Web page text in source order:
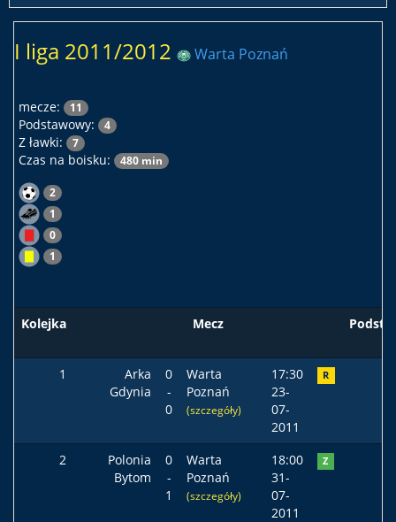
I liga 2011/2012 Warta Poznań
mecze: 11
Podstawowy: 4
Z ławki: 7
Czas na boisku: 480 min
2
1
0
1
Kolejka Mecz Podst
1
Arka
Gdynia
0
-
0
Warta
Poznań
(szczegóły)
17:30
23-
07-
2011
R
2
Polonia
Bytom
0
-
1
Warta
Poznań
(szczegóły)
18:00
31-
07-
2011
Z